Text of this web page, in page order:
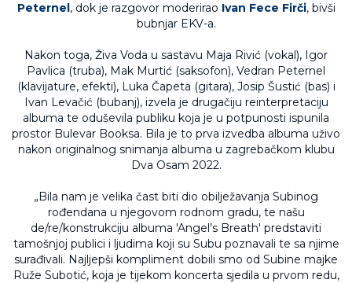
Peternel, dok je razgovor moderirao Ivan Fece Firči, bivši
bubnjar EKV-a.
Nakon toga, Živa Voda u sastavu Maja Rivić (vokal), Igor
Pavlica (truba), Mak Murtić (saksofon), Vedran Peternel
(klavijature, efekti), Luka Čapeta (gitara), Josip Šustić (bas) i
Ivan Levačić (bubanj), izvela je drugačiju reinterpretaciju
albuma te oduševila publiku koja je u potpunosti ispunila
prostor Bulevar Booksa. Bila je to prva izvedba albuma uživo
nakon originalnog snimanja albuma u zagrebačkom klubu
Dva Osam 2022.
„Bila nam je velika čast biti dio obilježavanja Subinog
rođendana u njegovom rodnom gradu, te našu
de/re/konstrukciju albuma 'Angel’s Breath' predstaviti
tamošnjoj publici i ljudima koji su Subu poznavali te sa njime
surađivali. Najljepši kompliment dobili smo od Subine majke
Ruže Subotić, koja je tijekom koncerta sjedila u prvom redu,